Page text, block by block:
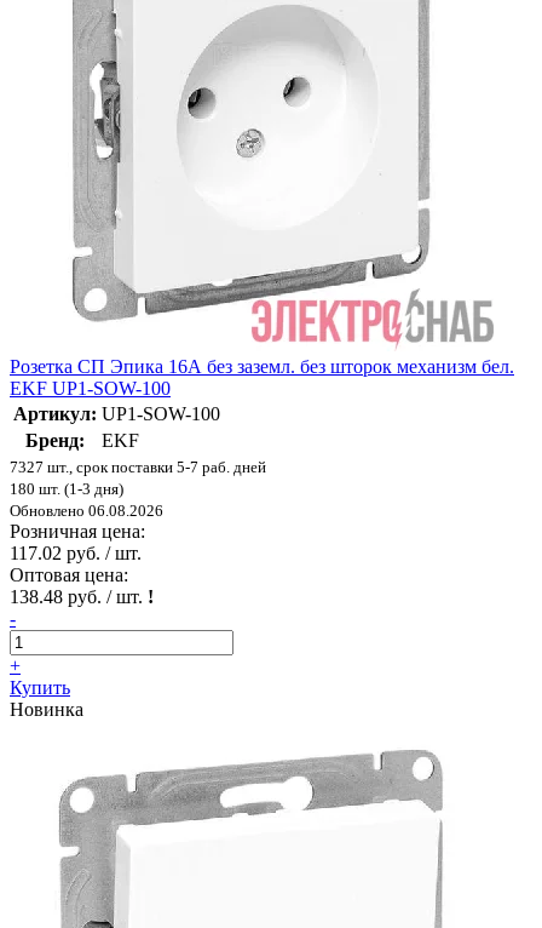
Розетка СП Эпика 16А без заземл. без шторок механизм бел.
EKF UP1-SOW-100
Артикул: UP1-SOW-100
Бренд:
EKF
7327 шт., срок поставки 5-7 раб. дней
180 шт. (1-3 дня)
Обновлено 06.08.2026
Розничная цена:
117.02 руб. / шт.
Оптовая цена:
138.48 руб. / шт. !
-
+
Купить
Новинка